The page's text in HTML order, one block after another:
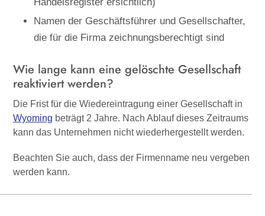
Handelsregister ersichtlich)
Namen der Geschäftsführer und Gesellschafter,
die für die Firma zeichnungsberechtigt sind
Wie lange kann eine gelöschte Gesellschaft
reaktiviert werden?
Die Frist für die Wiedereintragung einer Gesellschaft in
Wyoming beträgt 2 Jahre. Nach Ablauf dieses Zeitraums
kann das Unternehmen nicht wiederhergestellt werden.
Beachten Sie auch, dass der Firmenname neu vergeben
werden kann.